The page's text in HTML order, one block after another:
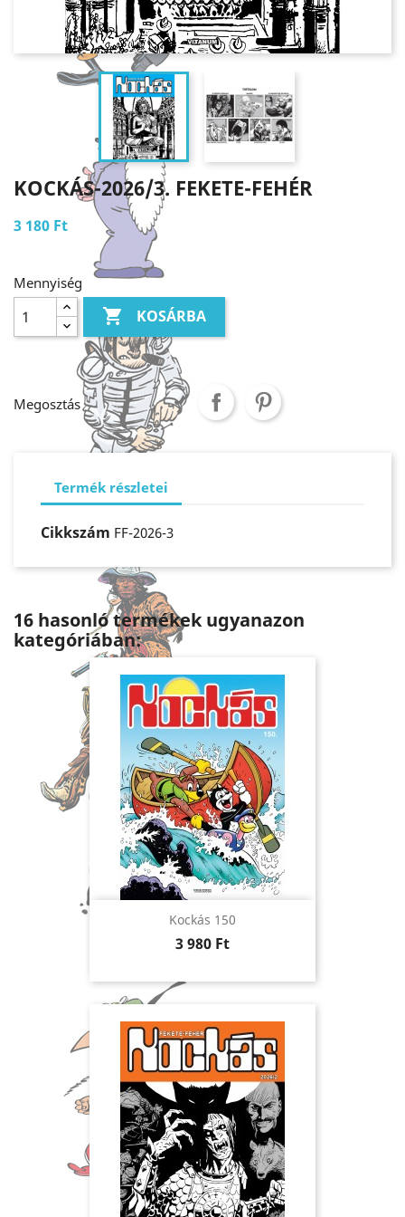
KOCKÁS-2026/3. FEKETE-FEHÉR
3 180 Ft
Mennyiség
 KOSÁRBA
Megosztás
Termék részletei
Cikkszám FF-2026-3
16 hasonló termékek ugyanazon
kategóriában:
Kockás 150
Ár
3 980 Ft